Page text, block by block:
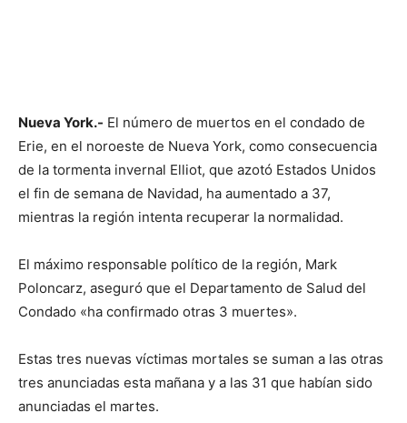
Nueva York.- El número de muertos en el condado de
Erie, en el noroeste de Nueva York, como consecuencia
de la tormenta invernal Elliot, que azotó Estados Unidos
el fin de semana de Navidad, ha aumentado a 37,
mientras la región intenta recuperar la normalidad.
El máximo responsable político de la región, Mark
Poloncarz, aseguró que el Departamento de Salud del
Condado «ha confirmado otras 3 muertes».
Estas tres nuevas víctimas mortales se suman a las otras
tres anunciadas esta mañana y a las 31 que habían sido
anunciadas el martes.